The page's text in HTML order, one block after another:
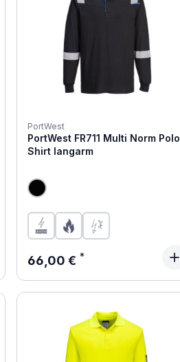
PortWest
PortWest FR711 Multi Norm Polo
Shirt langarm
Regulärer Preis:
66,00 €